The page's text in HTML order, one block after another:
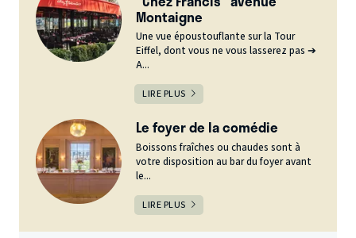
Montaigne
Une vue époustouflante sur la Tour
Eiffel, dont vous ne vous lasserez pas ➔
A...
LIRE PLUS
Le foyer de la comédie
Boissons fraîches ou chaudes sont à
votre disposition au bar du foyer avant
le...
LIRE PLUS